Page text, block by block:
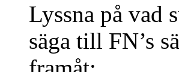
Lyssna på vad
säga till FN’s